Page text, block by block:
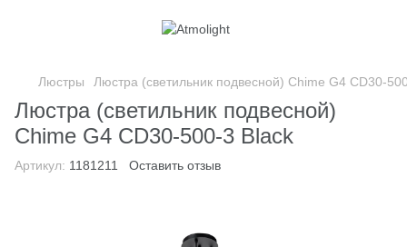
Люстры Люстра (светильник подвесной) Chime G4 СD30-
Люстра (светильник подвесной)
Chime G4 СD30-500-3 Black
Артикул: 1181211 Оставить отзыв